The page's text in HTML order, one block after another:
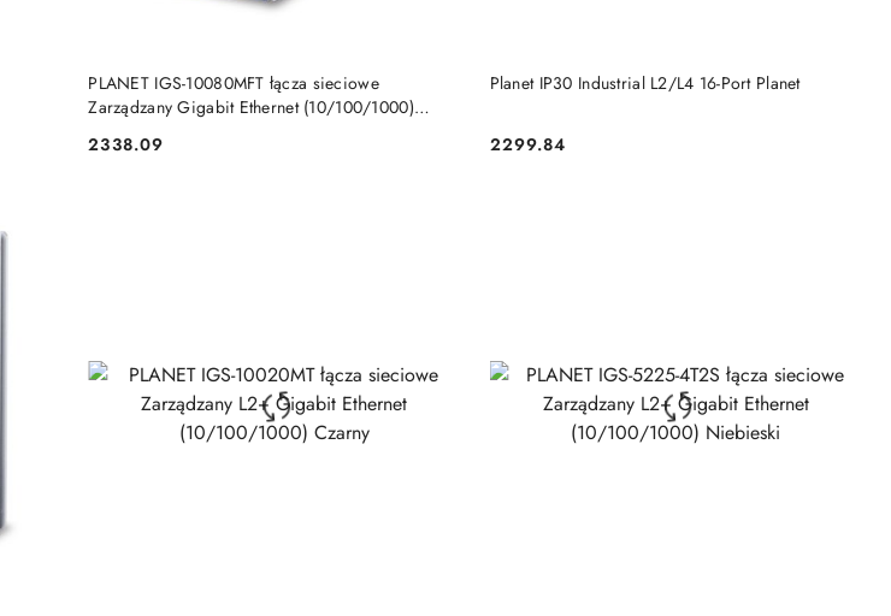
PLANET IGS-10080MFT łącza sieciowe
Zarządzany Gigabit Ethernet (10/100/1000)
Cena:
2338.09
DO KOSZYKA Planet IP30 Industrial L2/L4 16-Port Planet
Cena:
2299.84
DO KOSZYKA